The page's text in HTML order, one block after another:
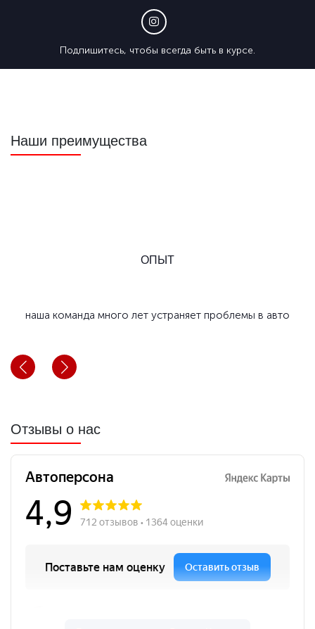
Подпишитесь, чтобы всегда быть в курсе.
Наши преимущества
ОПЫТ
наша команда много лет устраняет проблемы в авто
Отзывы о нас